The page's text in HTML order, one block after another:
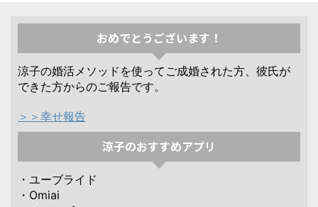
おめでとうございます！
涼子の婚活メソッドを使ってご成婚された方、彼氏が
できた方からのご報告です。
＞＞幸せ報告
涼子のおすすめアプリ
・ユーブライド
・Omiai